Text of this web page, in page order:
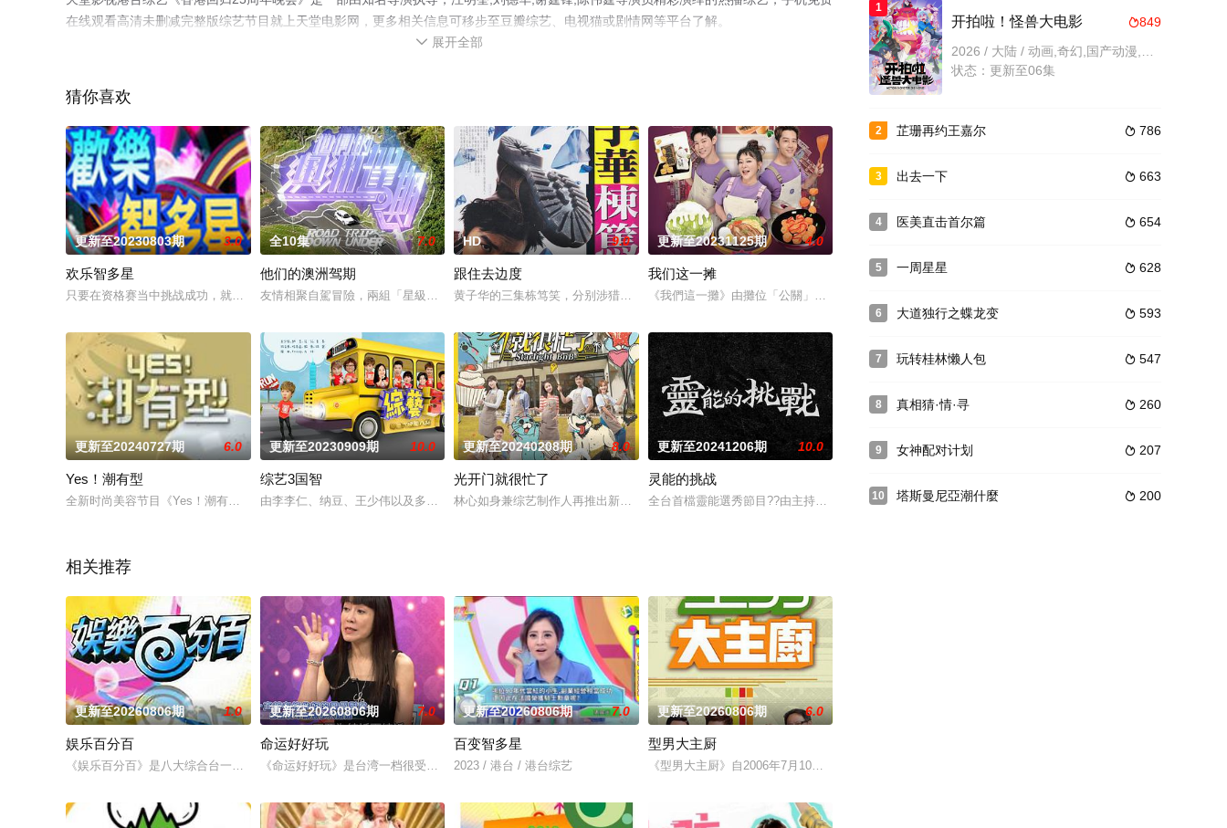
在线观看高清未删减完整版综艺节目就上天堂电影网，更多相关信息可移步至豆瓣综艺、电视猫或剧情网等平台了解。
 展开全部
猜你喜欢
更新至20230803期 3.0
欢乐智多星
只要在资格赛当中挑战成功，就有机会参加奖金挑战赛，连续答对5题，押注成功，就有机会拿30万元奖金！不只靠运气、靠
全10集 7.0
他们的澳洲驾期
友情相聚自駕冒險，兩組「星級」好友分別開展難能可貴的澳洲公路「駕期」，顯現私下的真摯互動。黎耀祥、蕭正楠、曹永廉
HD 9.0
跟住去边度
黄子华的三集栋笃笑，分别涉猎过破碎家庭、成长与性、娱乐圈的残酷与辛酸、搔到痒处的政治实况。题材从个人推展至社群国
更新至20231125期 4.0
我们这一摊
《我們這一攤》由攤位「公關」王彩樺、「主廚」胡宇威、「財務總管」夏和熙組成，三人各司其職、發揮所
更新至20240727期 6.0
Yes！潮有型
全新时尚美容节目《Yes！潮有型》拥有最坚强的专业时尚团队，给你最炙手的潮流一手资讯，打造最不容错过的精彩内容，
更新至20230909期 10.0
综艺3国智
由李李仁、纳豆、王少伟以及多位艺人共同主持的外景实境竞赛，号称史上最多主持人的台湾综艺节目每周邀请在线大咖嘉宾加
更新至20240208期 8.0
光开门就很忙了
林心如身兼综艺制作人再推出新实境节目，同样是剧集《华灯初上》延伸综艺，主打经营宠物友善民宿。
更新至20241206期 10.0
灵能的挑战
全台首檔靈能選秀節目??由主持人 Joeman、白瑜、阿拉斯 帶領30位挑戰者，揭開神秘面紗，展現非凡能力。
相关推荐
更新至20260806期 1.0
娱乐百分百
《娱乐百分百》是八大综合台一档娱乐新闻节目，每天报道最新的娱乐新闻，节目还会请嘉宾现场访谈！节目贴近年轻族群，介
更新至20260806期 7.0
命运好好玩
《命运好好玩》是台湾一档很受欢迎的命理节目,各类风水、星座、命理占卜等时下社交必备的流行话题,节目里全部都有,关
更新至20260806期 7.0
百变智多星
2023 / 港台 / 港台综艺
更新至20260806期 6.0
型男大主厨
《型男大主厨》自2006年7月10日首播推出以来，收视率长期占据台湾美食教学类节目收视第一名的位置，内
1
849
开拍啦！怪兽大电影
状态：更新至06集
2  786
芷珊再约王嘉尔
3  663
出去一下
4  654
医美直击首尔篇
5  628
一周星星
6  593
大道独行之蝶龙变
7  547
玩转桂林懒人包
8  260
真相猜·情·寻
9  207
女神配对计划
10  200
塔斯曼尼亞潮什麼